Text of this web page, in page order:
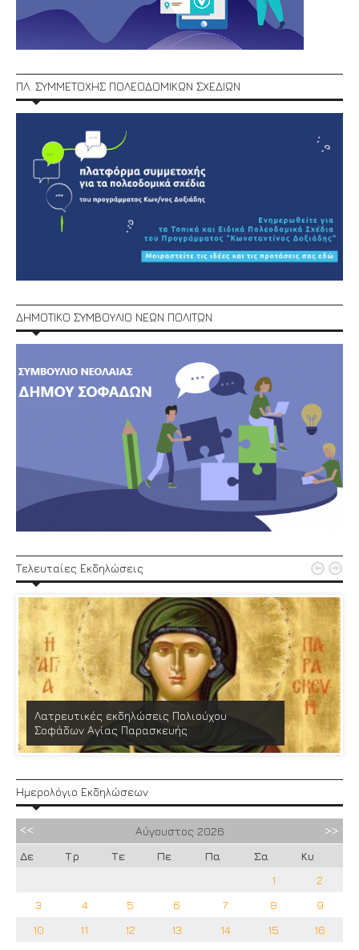
ΠΛ. ΣΥΜΜΕΤΟΧΗΣ ΠΟΛΕΟΔΟΜΙΚΩΝ ΣΧΕΔΙΩΝ
ΔΗΜΟΤΙΚΟ ΣΥΜΒΟΥΛΙΟ ΝΕΩΝ ΠΟΛΙΤΩΝ
Τελευταίες Εκδηλώσεις
Λατρευτικές εκδηλώσεις Πολιούχου
Σοφάδων Αγίας Παρασκευής
 
Ημερολόγιο Εκδηλώσεων
Αύγουστος 2026
Δε
Τρ Τε Πε Πα Σα
Κυ
1
2
3
4 5 6 7 8
9
10
11 12 13 14 15
16